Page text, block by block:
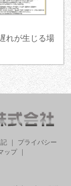
れが生じる場
プライバシー
ップ｜